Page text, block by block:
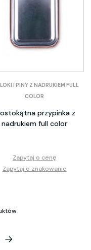
I PINY Z NADRUKIEM FULL
COLOR
przypinka z
nadrukiem full color
Zapytaj o cenę
Zapytaj o znakowanie